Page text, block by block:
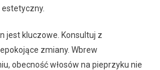
jest kluczowe. Konsultuj z
zmiany. Wbrew
obecność włosów na pieprzyku nie